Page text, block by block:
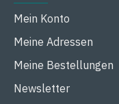
Mein Konto
Meine Adressen
Meine Bestellungen
Newsletter